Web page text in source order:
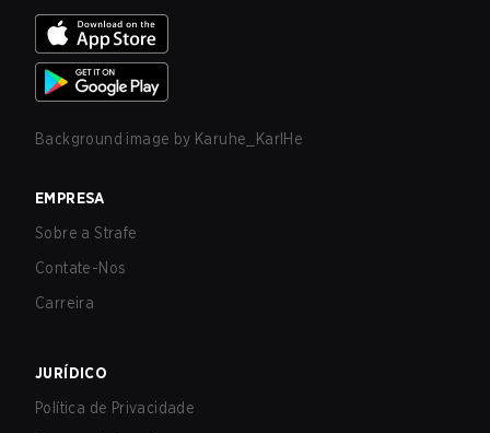
Background image by Karuhe_KarlHe
EMPRESA
Sobre a Strafe
Contate-Nos
Carreira
JURÍDICO
Política de Privacidade